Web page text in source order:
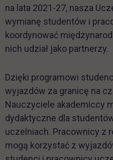
na lata 2021-27, nasza
wymianę studentów i
koordynować
nich udział jako partnerzy.
Dzięki programowi
wyjazdów za granicę na
Nauczyciele akademiccy
dydaktyczne dla
uczelniach. Pracownicy z
mogą korzystać z